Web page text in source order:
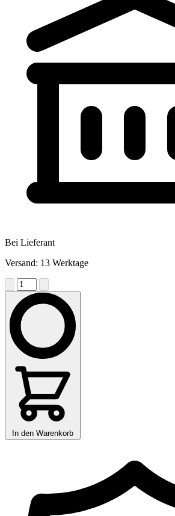
Bei Lieferant
Versand: 13 Werktage
In den Warenkorb